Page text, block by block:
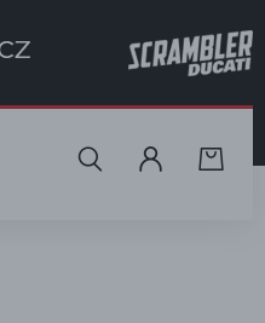
HLEDAT